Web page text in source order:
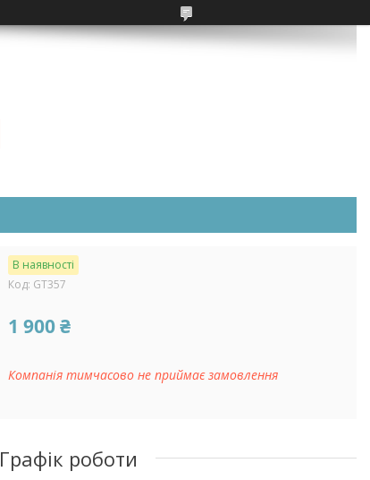
В наявності
Код: GT357
1 900 ₴
Компанія тимчасово не приймає замовлення
Графік роботи